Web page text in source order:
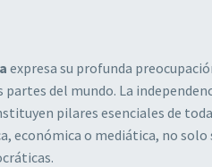
expresa su profunda
del mundo. La
pilares esenciales de
económica o mediática, no